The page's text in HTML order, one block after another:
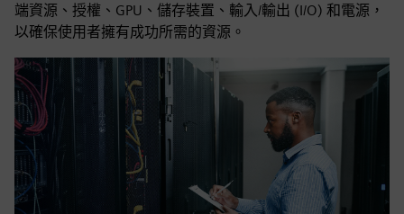
端資源、授權、GPU、儲存裝置、輸入/輸出 (I/O) 和電源，
以確保使用者擁有成功所需的資源。